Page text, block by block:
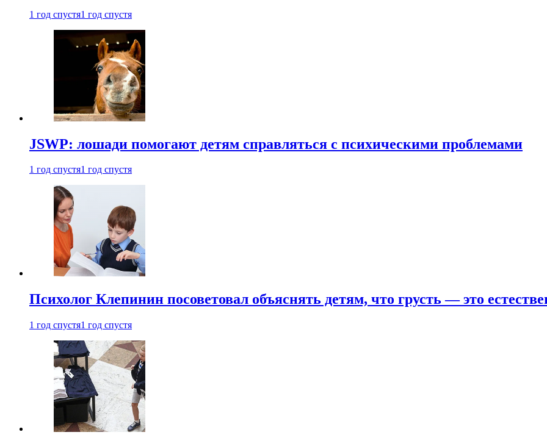
1 год спустя1 год спустя
JSWP: лошади помогают детям справляться с психическими проблемами
1 год спустя1 год спустя
Психолог Клепинин посоветовал объяснять детям, что грусть — это
1 год спустя1 год спустя